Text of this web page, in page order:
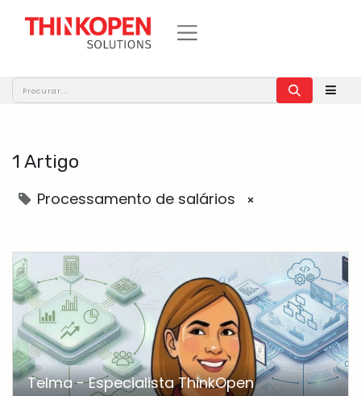
1 Artigo
Processamento de salários ×
Telma - Especialista ThinkOpen